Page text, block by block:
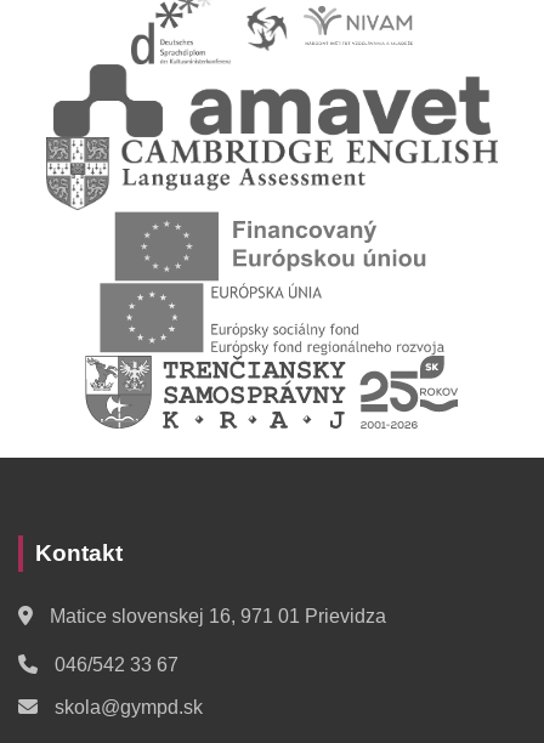
Kontakt
Matice slovenskej 16, 971 01 Prievidza
046/542 33 67
skola@gympd.sk